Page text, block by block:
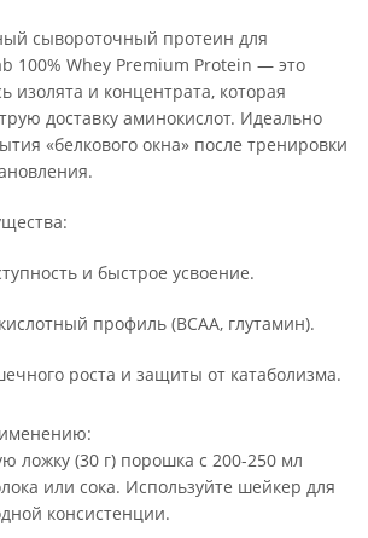
сывороточный протеин для
100% Whey Premium Protein — это
изолята и концентрата, которая
доставку аминокислот. Идеально
«белкового окна» после тренировки
и быстрое усвоение.
профиль (BCAA, глутамин).
роста и защиты от катаболизма.
ложку (30 г) порошка с 200-250 мл
или сока. Используйте шейкер для
консистенции.